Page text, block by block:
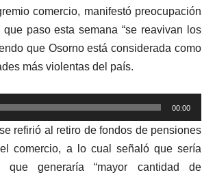
comercio, manifestó preocupación
paso esta semana “se reavivan los
que Osorno está considerada como
más violentas del país.
00:00
refirió al retiro de fondos de pensiones
comercio, a lo cual señaló que sería
que generaría “mayor cantidad de